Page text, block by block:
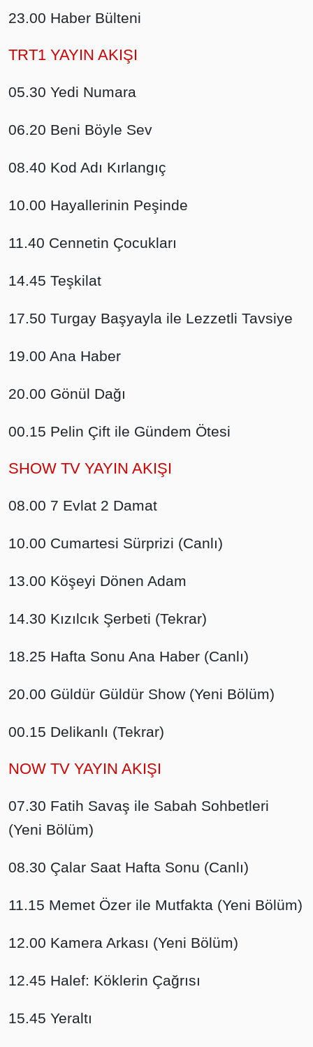
23.00 Haber Bülteni
TRT1 YAYIN AKIŞI
05.30 Yedi Numara
06.20 Beni Böyle Sev
08.40 Kod Adı Kırlangıç
10.00 Hayallerinin Peşinde
11.40 Cennetin Çocukları
14.45 Teşkilat
17.50 Turgay Başyayla ile Lezzetli Tavsiye
19.00 Ana Haber
20.00 Gönül Dağı
00.15 Pelin Çift ile Gündem Ötesi
SHOW TV YAYIN AKIŞI
08.00 7 Evlat 2 Damat
10.00 Cumartesi Sürprizi (Canlı)
13.00 Köşeyi Dönen Adam
14.30 Kızılcık Şerbeti (Tekrar)
18.25 Hafta Sonu Ana Haber (Canlı)
20.00 Güldür Güldür Show (Yeni Bölüm)
00.15 Delikanlı (Tekrar)
NOW TV YAYIN AKIŞI
07.30 Fatih Savaş ile Sabah Sohbetleri
(Yeni Bölüm)
08.30 Çalar Saat Hafta Sonu (Canlı)
11.15 Memet Özer ile Mutfakta (Yeni Bölüm)
12.00 Kamera Arkası (Yeni Bölüm)
12.45 Halef: Köklerin Çağrısı
15.45 Yeraltı